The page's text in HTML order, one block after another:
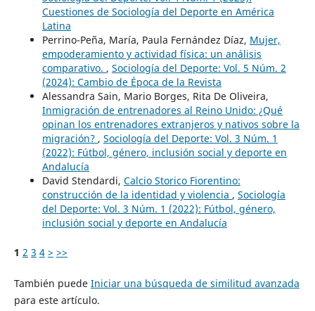
Cuestiones de Sociología del Deporte en América
Latina
Perrino-Peña, María, Paula Fernández Díaz, Mujer,
empoderamiento y actividad física: un análisis
comparativo. , Sociología del Deporte: Vol. 5 Núm. 2
(2024): Cambio de Época de la Revista
Alessandra Sain, Mario Borges, Rita De Oliveira,
Inmigración de entrenadores al Reino Unido: ¿Qué
opinan los entrenadores extranjeros y nativos sobre la
migración? , Sociología del Deporte: Vol. 3 Núm. 1
(2022): Fútbol, género, inclusión social y deporte en
Andalucía
David Stendardi, Calcio Storico Fiorentino:
construcción de la identidad y violencia , Sociología
del Deporte: Vol. 3 Núm. 1 (2022): Fútbol, género,
inclusión social y deporte en Andalucía
1 2 3 4 > >>
También puede Iniciar una búsqueda de similitud avanzada
para este artículo.